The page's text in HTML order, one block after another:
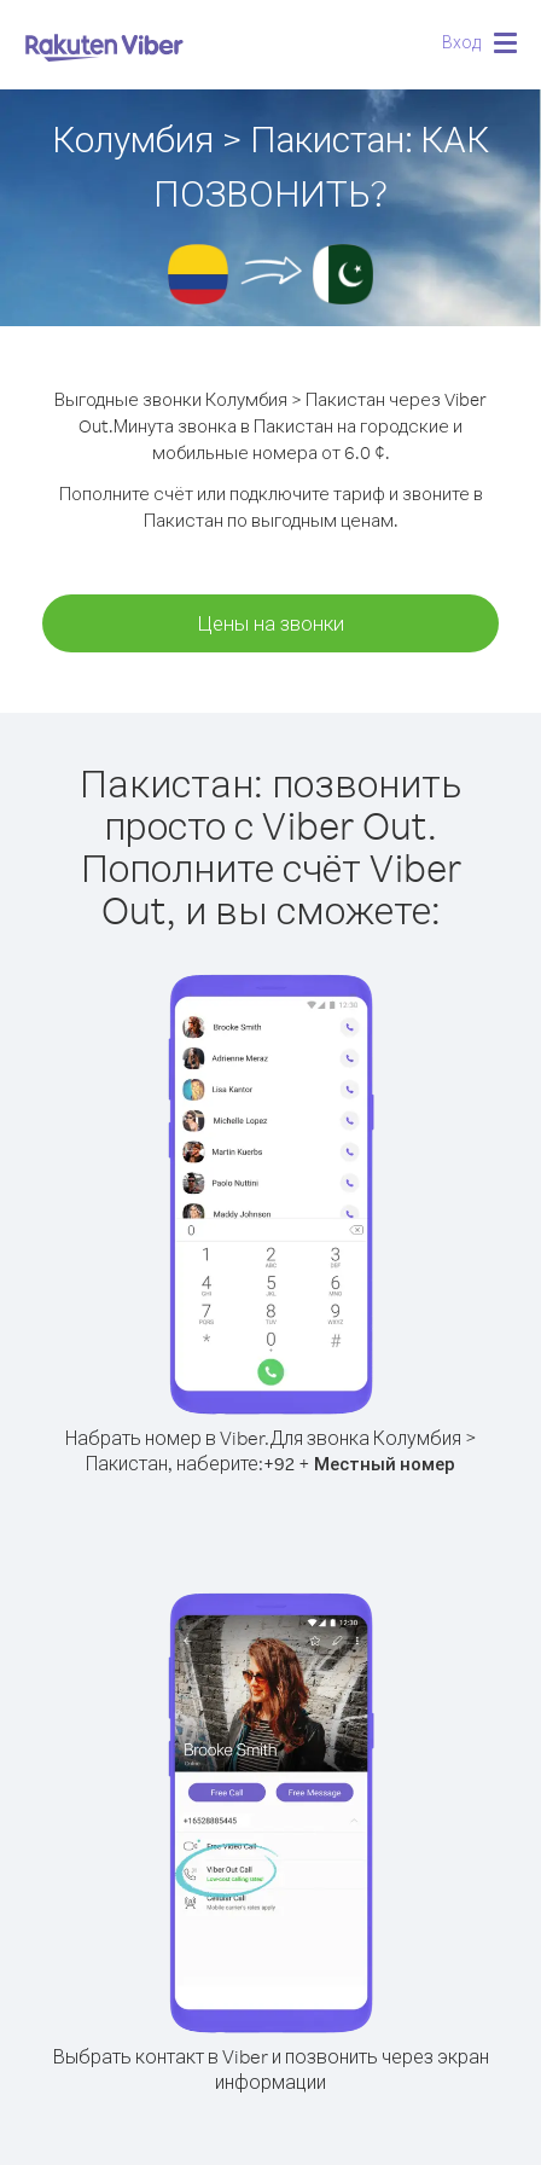
Вход
Колумбия > Пакистан: КАК
ПОЗВОНИТЬ?
Выгодные звонки Колумбия > Пакистан через Viber
Out.Минута звонка в Пакистан на городские и
мобильные номера от 6.0 ¢.
Пополните счёт или подключите тариф и звоните в
Пакистан по выгодным ценам.
Цены на звонки
Пакистан: позвонить
просто с Viber Out.
Пополните счёт Viber
Out, и вы сможете:
Набрать номер в Viber.Для звонка Колумбия >
Пакистан, наберите:+92 + Местный номер
Выбрать контакт в Viber и позвонить через экран
информации